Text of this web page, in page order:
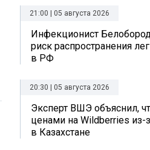
21:00 | 05 августа 2026
Инфекционист
риск распространения
в РФ
20:30 | 05 августа 2026
Эксперт ВШЭ объяснил,
ценами на Wildberries из-
в Казахстане